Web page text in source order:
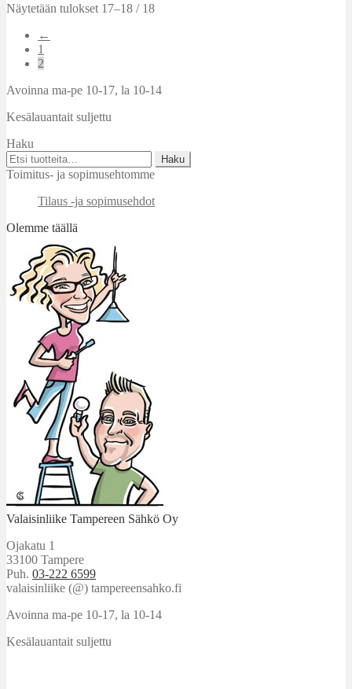
Näytetään tulokset 17–18 / 18
←
1
2
Avoinna ma-pe 10-17, la 10-14
Kesälauantait suljettu
Haku
Etsi:
Haku
Toimitus- ja sopimusehtomme
Tilaus -ja sopimusehdot
Olemme täällä
Valaisinliike Tampereen Sähkö Oy
Ojakatu 1
33100 Tampere
Puh. 03-222 6599
valaisinliike (@) tampereensahko.fi
Avoinna ma-pe 10-17, la 10-14
Kesälauantait suljettu